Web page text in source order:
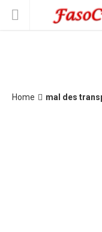
Home mal des